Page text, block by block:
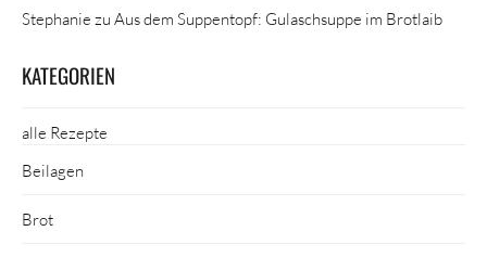
Stephanie zu Aus dem Suppentopf: Gulaschsuppe im Brotlaib
KATEGORIEN
alle Rezepte
Beilagen
Brot